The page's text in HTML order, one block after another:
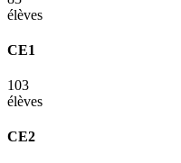
élèves
CE1
103
élèves
CE2